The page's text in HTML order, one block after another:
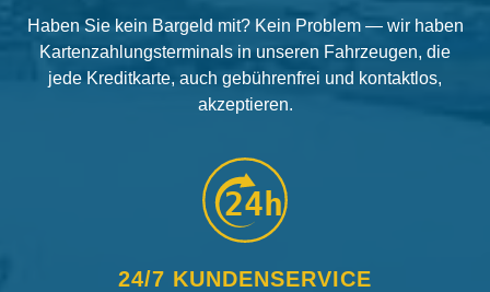
Haben Sie kein Bargeld mit? Kein Problem — wir haben
Kartenzahlungsterminals in unseren Fahrzeugen, die
jede Kreditkarte, auch gebührenfrei und kontaktlos,
akzeptieren.
24h
24/7 KUNDENSERVICE